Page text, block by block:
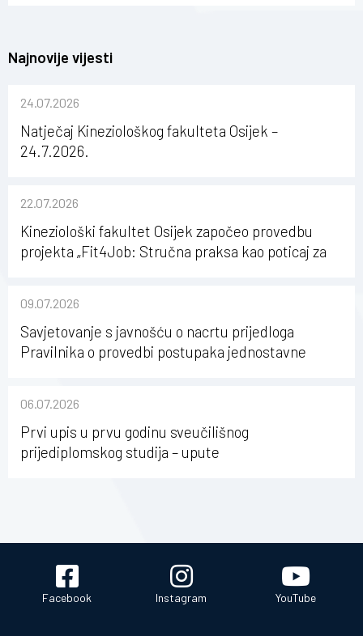
Najnovije vijesti
24.07.2026
Natječaj Kineziološkog fakulteta Osijek –
24.7.2026.
22.07.2026
Kineziološki fakultet Osijek započeo provedbu
projekta „Fit4Job: Stručna praksa kao poticaj za
09.07.2026
Savjetovanje s javnošću o nacrtu prijedloga
Pravilnika o provedbi postupaka jednostavne
Osijeku
06.07.2026
Prvi upis u prvu godinu sveučilišnog
prijediplomskog studija – upute
Facebook Instagram YouTube